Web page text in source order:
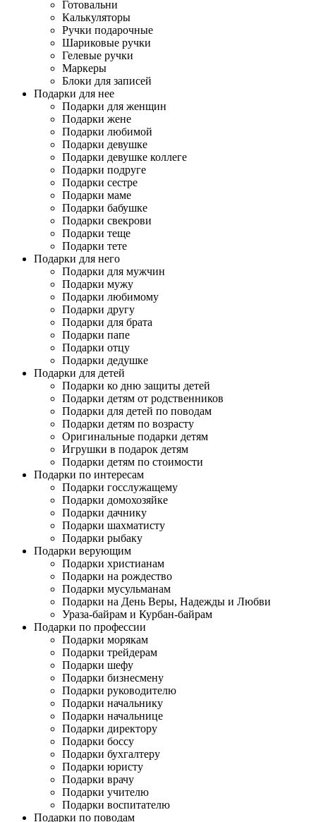
Готовальни
Калькуляторы
Ручки подарочные
Шариковые ручки
Гелевые ручки
Маркеры
Блоки для записей
Подарки для нее
Подарки для женщин
Подарки жене
Подарки любимой
Подарки девушке
Подарки девушке коллеге
Подарки подруге
Подарки сестре
Подарки маме
Подарки бабушке
Подарки свекрови
Подарки теще
Подарки тете
Подарки для него
Подарки для мужчин
Подарки мужу
Подарки любимому
Подарки другу
Подарки для брата
Подарки папе
Подарки отцу
Подарки дедушке
Подарки для детей
Подарки ко дню защиты детей
Подарки детям от родственников
Подарки для детей по поводам
Подарки детям по возрасту
Оригинальные подарки детям
Игрушки в подарок детям
Подарки детям по стоимости
Подарки по интересам
Подарки госслужащему
Подарки домохозяйке
Подарки дачнику
Подарки шахматисту
Подарки рыбаку
Подарки верующим
Подарки христианам
Подарки на рождество
Подарки мусульманам
Подарки на День Веры, Надежды и Любви
Ураза-байрам и Курбан-байрам
Подарки по профессии
Подарки морякам
Подарки трейдерам
Подарки шефу
Подарки бизнесмену
Подарки руководителю
Подарки начальнику
Подарки начальнице
Подарки директору
Подарки боссу
Подарки бухгалтеру
Подарки юристу
Подарки врачу
Подарки учителю
Подарки воспитателю
Подарки по поводам